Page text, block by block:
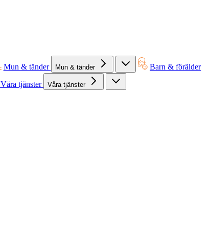
Mun & tänder Mun & tänder
Barn & förälder
Våra tjänster Våra tjänster